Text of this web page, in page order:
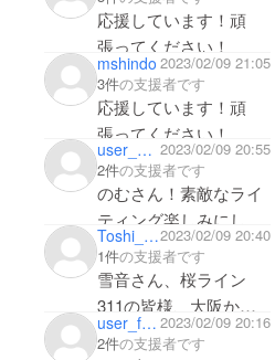
応援しています！頑
張ってください！
mshindo 2023/02/09 21:05
3件の支援者です
応援しています！頑
張ってください！
user_a220c7708ad4 2023/02/09 20:55
2件の支援者です
のむさん！素敵なライ
ティング楽しみにして
ます！Toshi_Sakai2023/02/09 20:40
1件の支援者です
雪音さん、桜ライン
311の皆様、大阪から
応援しています！頑
user_f11f4be5ec44 2023/02/09 20:16
2件の支援者です